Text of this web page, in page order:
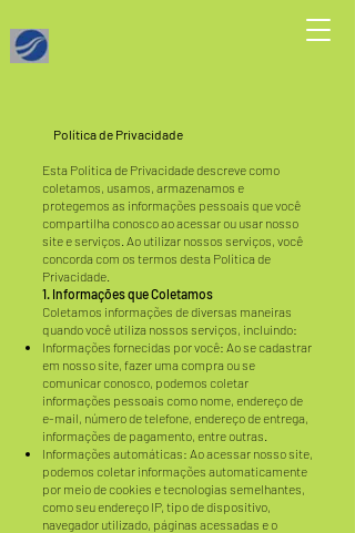
Política de Privacidade
Esta Política de Privacidade descreve como
coletamos, usamos, armazenamos e
protegemos as informações pessoais que você
compartilha conosco ao acessar ou usar nosso
site e serviços. Ao utilizar nossos serviços, você
concorda com os termos desta Política de
Privacidade.
1. Informações que Coletamos
Coletamos informações de diversas maneiras
quando você utiliza nossos serviços, incluindo:
Informações fornecidas por você: Ao se cadastrar
em nosso site, fazer uma compra ou se
comunicar conosco, podemos coletar
informações pessoais como nome, endereço de
e-mail, número de telefone, endereço de entrega,
informações de pagamento, entre outras.
Informações automáticas: Ao acessar nosso site,
podemos coletar informações automaticamente
por meio de cookies e tecnologias semelhantes,
como seu endereço IP, tipo de dispositivo,
navegador utilizado, páginas acessadas e o